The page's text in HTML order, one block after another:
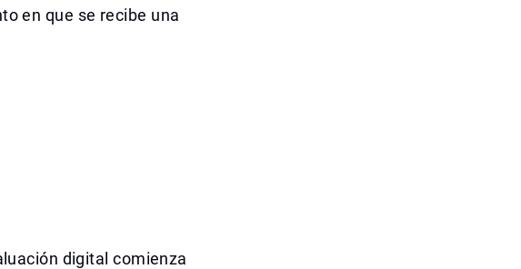
en que se recibe una
digital comienza